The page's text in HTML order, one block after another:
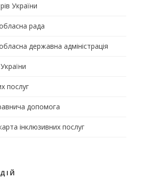
України
рада
державна адміністрація
послуг
допомога
інклюзивних послуг